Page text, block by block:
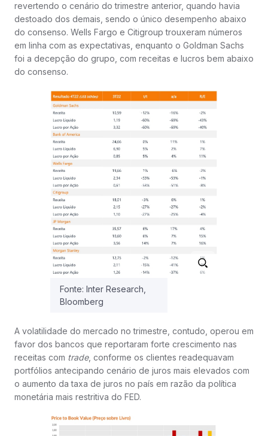
revertendo o cenário do trimestre anterior, quando havia
destoado dos demais, sendo o único desempenho abaixo
do consenso. Wells Fargo e Citigroup trouxeram números
em linha com as expectativas, enquanto o Goldman Sachs
foi a decepção do grupo, com receitas e lucros bem abaixo
do consenso.
Fonte: Inter Research,
Bloomberg
A volatilidade do mercado no trimestre, contudo, operou em
favor dos bancos que reportaram forte crescimento nas
receitas com trade, conforme os clientes readequavam
portfólios antecipando cenário de juros mais elevados com
o aumento da taxa de juros no país em razão da política
monetária mais restritiva do FED.